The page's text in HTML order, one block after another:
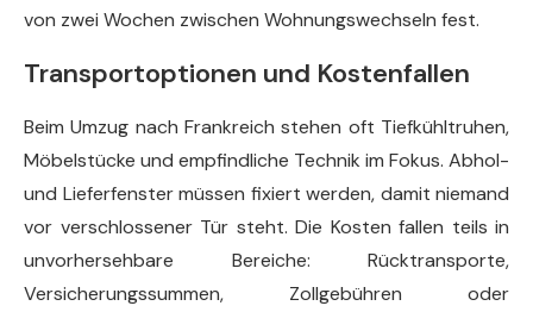
von zwei Wochen zwischen Wohnungswechseln fest.
Transportoptionen und Kostenfallen
Beim Umzug nach Frankreich stehen oft Tiefkühltruhen,
Möbelstücke und empfindliche Technik im Fokus. Abhol-
und Lieferfenster müssen fixiert werden, damit niemand
vor verschlossener Tür steht. Die Kosten fallen teils in
unvorhersehbare Bereiche: Rücktransporte,
Versicherungssummen, Zollgebühren oder